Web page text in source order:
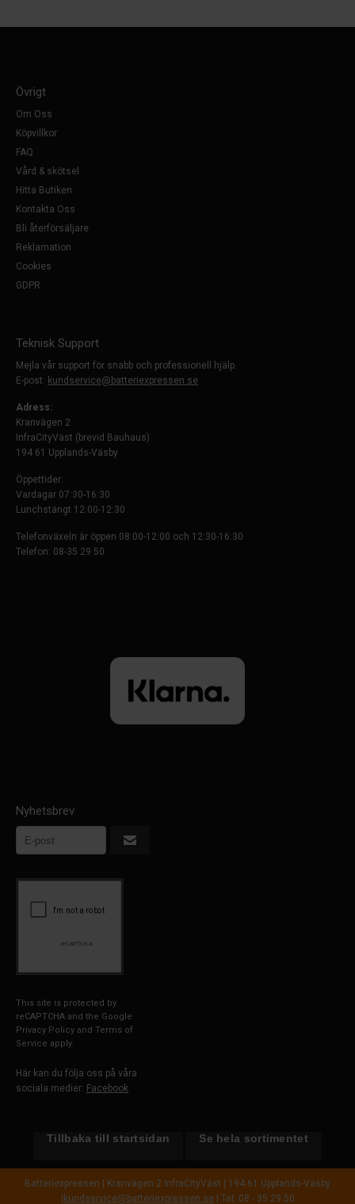
Övrigt
Om Oss
Köpvillkor
FAQ
Vård & skötsel
Hitta Butiken
Kontakta Oss
Bli återförsäljare
Reklamation
Cookies
GDPR
Teknisk Support
Mejla vår support för snabb och professionell hjälp.
E-post: kundservice@batteriexpressen.se
Adress:
Kranvägen 2
InfraCityVäst (brevid Bauhaus)
194 61 Upplands-Väsby
Öppettider:
Vardagar 07:30-16:30
Lunchstängt 12:00-12:30
Telefonväxeln är öppen 08:00-12:00 och 12:30-16:30
Telefon: 08-35 29 50
Nyhetsbrev
This site is protected by
reCAPTCHA and the Google
Privacy Policy and Terms of
Service apply.
Här kan du följa oss på våra
sociala medier: Facebook
Tillbaka till startsidan Se hela sortimentet
Batteriexpressen | Kranvägen 2 InfraCityVäst | 194 61 Upplands-Väsby
kundservice@batteriexpressen.se | Tel: 08 - 35 29 50